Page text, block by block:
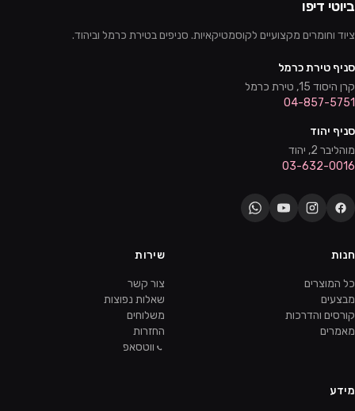
ביוטי דיפו
ציוד וחומרים מקצועיים לקוסמטיקאיות. סניפים בטירת כרמל וביהוד.
סניף טירת כרמל
קרן היסוד 15, טירת כרמל
04-857-5751
סניף יהוד
מוהליבר 2, יהוד
03-632-0016
חנות
כל המוצרים
מבצעים
קורסים והדרכות
מאמרים
שירות
צור קשר
שאלות נפוצות
משלוחים
החזרות
ווטסאפ
מידע